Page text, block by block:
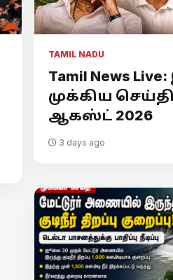
TAMIL NADU
Tamil News
முக்கிய
ஆகஸ்ட் 2026
3 days ago